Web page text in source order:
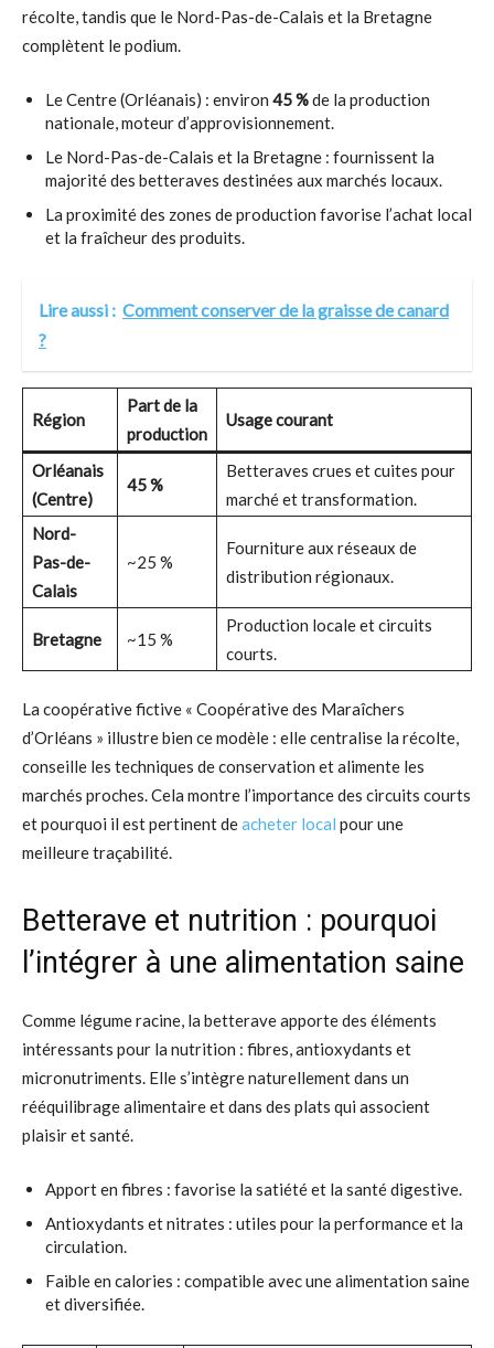
récolte, tandis que le Nord-Pas-de-Calais et la Bretagne
complètent le podium.
Le Centre (Orléanais) : environ 45 %de la production
nationale, moteur d’approvisionnement.
Le Nord-Pas-de-Calais et la Bretagne : fournissent la
majorité des betteraves destinées aux marchés locaux.
La proximité des zones de production favorise l’achat local
et la fraîcheur des produits.
Lire aussi : Comment conserver de la graisse de canard
?
Région
Part de la
production
Usage courant
Orléanais
(Centre)
45 %
Betteraves crues et cuites pour
marché et transformation.
Nord-
Pas-de-
Calais
~25 %
Fourniture aux réseaux de
distribution régionaux.
Bretagne ~15 %
Production locale et circuits
courts.
La coopérative fictive « Coopérative des Maraîchers
d’Orléans » illustre bien ce modèle : elle centralise la récolte,
conseille les techniques de conservation et alimente les
marchés proches. Cela montre l’importance des circuits courts
et pourquoi il est pertinent deacheter local pour une
meilleure traçabilité.
Betterave et nutrition : pourquoi
l’intégrer à une alimentation saine
Comme légume racine, la betterave apporte des éléments
intéressants pour la nutrition : fibres, antioxydants et
micronutriments. Elle s’intègre naturellement dans un
rééquilibrage alimentaire et dans des plats qui associent
plaisir et santé.
Apport en fibres : favorise la satiété et la santé digestive.
Antioxydants et nitrates : utiles pour la performance et la
circulation.
Faible en calories : compatible avec une alimentation saine
et diversifiée.